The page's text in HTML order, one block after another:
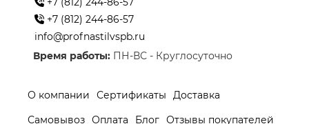
+7 (812) 244-86-57
info@profnastilvspb.ru
Время работы: ПН-ВС - Круглосуточно
О компании Сертификаты
Доставка
Самовывоз Оплата Блог Отзывы покупателей